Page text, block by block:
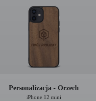
Personalizacja - Orzech
iPhone 12 mini